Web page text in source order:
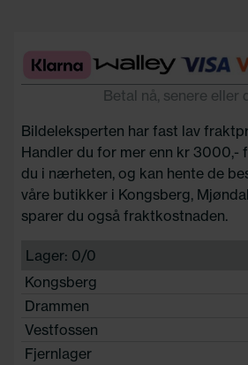
Betal nå, senere eller
Bildeleksperten har fast lav
Handler du for mer enn kr 3000,-
du i nærheten, og kan hente de
våre butikker i Kongsberg,
sparer du også fraktkostnaden.
Lager: 0/0
Kongsberg
Drammen
Vestfossen
Fjernlager